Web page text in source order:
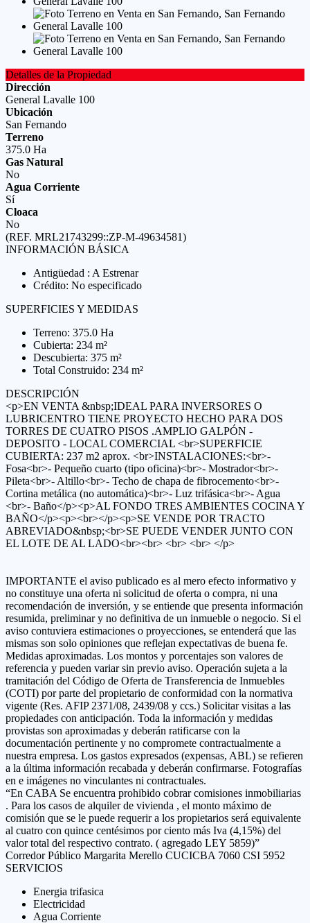
Detalles de la Propiedad
Dirección
General Lavalle 100
Ubicación
San Fernando
Terreno
375.0 Ha
Gas Natural
No
Agua Corriente
Sí
Cloaca
No
(REF. MRL21743299::ZP-M-49634581)
INFORMACIÓN BÁSICA
Antigüedad : A Estrenar
Crédito: No especificado
SUPERFICIES Y MEDIDAS
Terreno: 375.0 Ha
Cubierta: 234 m²
Descubierta: 375 m²
Total Construido: 234 m²
DESCRIPCIÓN
<p>EN VENTA &nbsp;IDEAL PARA INVERSORES O
LUBRICENTRO TIENE PROYECTO HECHO PARA DOS
TORRES DE CUATRO PISOS .AMPLIO GALPÓN -
DEPOSITO - LOCAL COMERCIAL <br>SUPERFICIE
CUBIERTA: 237 m2 aprox. <br>INSTALACIONES:<br>-
Fosa<br>- Pequeño cuarto (tipo oficina)<br>- Mostrador<br>-
Pileta<br>- Altillo<br>- Techo de chapa de fibrocemento<br>-
Cortina metálica (no automática)<br>- Luz trifásica<br>- Agua
<br>- Baño</p><p>AL FONDO TRES AMBIENTES COCINA Y
BAÑO</p><p><br></p><p>SE VENDE POR TRACTO
ABREVIADO&nbsp;<br>SE PUEDE VENDER JUNTO CON
EL LOTE DE AL LADO<br><br> <br> <br> </p>
IMPORTANTE el aviso publicado es al mero efecto informativo y
no constituye una oferta ni solicitud de oferta o compra, ni una
recomendación de inversión, y se entiende que presenta información
resumida, preliminar y no definitiva de un inmueble o negocio. Si el
aviso contuviera estimaciones o proyecciones, se entenderá que las
mismas son solo opiniones que reflejan expectativas de buena fe.
Medidas aproximadas. Los montos y porcentajes son valores de
referencia y pueden variar sin previo aviso. Operación sujeta a la
tramitación del Código de Oferta de Transferencia de Inmuebles
(COTI) por parte del propietario de conformidad con la normativa
vigente (Res. AFIP 2371/08, 2439/08 y ccs.) Solicitar visitas a las
propiedades con anticipación. Toda la información y medidas
provistas son aproximadas y deberán ratificarse con la
documentación pertinente y no compromete contractualmente a
nuestra empresa. Los gastos expresados (expensas, ABL) se refieren
a la última información recabada y deberán confirmarse. Fotografías
en e imágenes no vinculantes ni contractuales.
“En CABA Se encuentra prohibido cobrar comisiones inmobiliarias
. Para los casos de alquiler de vivienda , el monto máximo de
comisión que se le puede requerir a los propietarios será equivalente
al cuatro con quince centésimos por ciento más Iva (4,15%) del
valor total del respectivo contrato. ( agregado LEY 5859)”
Corredor Público Margarita Merello CUCICBA 7060 CSI 5952
SERVICIOS
Energia trifasica
Electricidad
Agua Corriente